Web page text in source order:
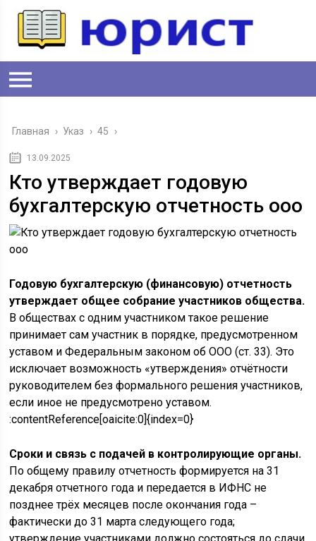
Главная › Указ › 45 ›
13.09.2025
Кто утверждает годовую
бухгалтерскую отчетность ооо
Годовую бухгалтерскую (финансовую) отчетность
утверждает общее собрание участников общества.
В обществах с одним участником такое решение
принимает сам участник в порядке, предусмотренном
уставом и Федеральным законом об ООО (ст. 33). Это
исключает возможность «утверждения» отчётности
руководителем без формального решения участников,
если иное не предусмотрено уставом.
:contentReference[oaicite:0]{index=0}
Сроки и связь с подачей в контролирующие органы.
По общему правилу отчетность формируется на 31
декабря отчетного года и передается в ИФНС не
позднее трёх месяцев после окончания года –
фактически до 31 марта следующего года;